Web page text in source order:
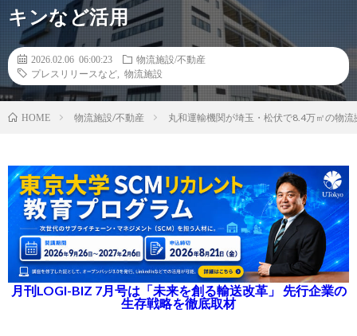
キンなど活用
2026.02.06 06:00:23
物流施設/不動産
プレスリリースなど
物流施設
HOME 物流施設/不動産 丸和運輸機関が埼玉・松伏で8.4万㎡の物
月刊LOGI-BIZ 7月号は「未来を創る輸送改革」 先行企業の
生存戦略を徹底取材